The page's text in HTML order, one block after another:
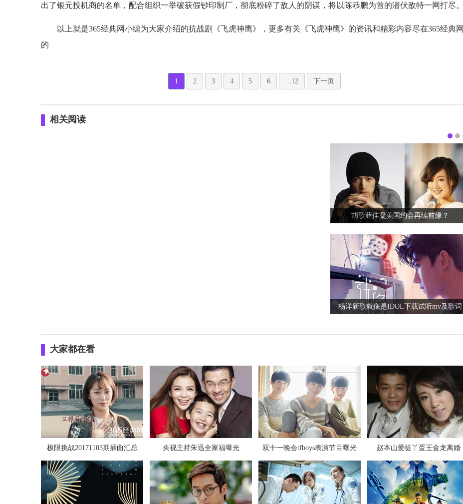
出了银元投机商的名单，配合组织一举破获假钞印制厂，彻底粉碎了敌人的阴谋，将以陈恭鹏为首的潜伏敌特一网打尽。
以上就是365经典网小编为大家介绍的抗战剧《飞虎神鹰》，更多有关《飞虎神鹰》的资讯和精彩内容尽在365经典网
的
1 2 3 4 5 6 ...12 下一页
相关阅读
胡歌薛佳凝美国约会再续前缘？
杨洋新歌就像是IDOL下载试听mv及歌词
张碧晨对狗仔爆粗口是真是假
极限挑战第三季第九期插曲背景音乐整理
大家都在看
极限挑战20171103期插曲汇总 央视主持朱迅全家福曝光 双十一晚会tfboys表演节目曝光 赵本山爱徒丫蛋王金龙离婚